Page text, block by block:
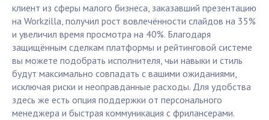
клиент из сферы малого бизнеса, заказавший презентацию
на Workzilla, получил рост вовлечённости слайдов на 35%
и увеличил время просмотра на 40%. Благодаря
защищённым сделкам платформы и рейтинговой системе
вы можете подобрать исполнителя, чьи навыки и стиль
будут максимально совпадать с вашими ожиданиями,
исключая риски и неоправданные расходы. Для удобства
здесь же есть опция поддержки от персонального
менеджера и быстрая коммуникация с фрилансерами.